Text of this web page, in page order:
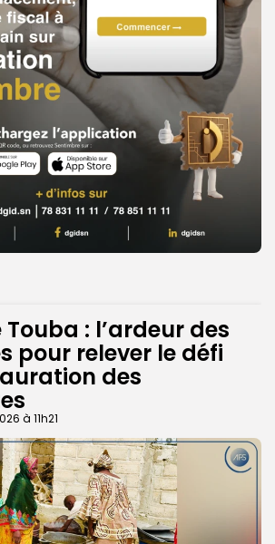
: l’ardeur des
pour relever le défi
des
à 11h21